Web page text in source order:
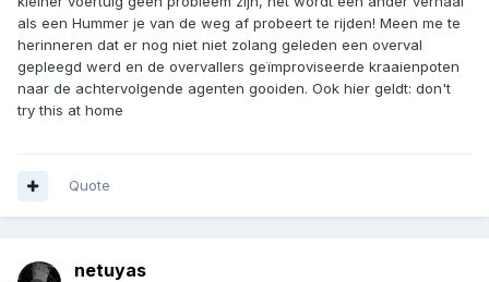
als een Hummer je van de weg af probeert te rijden! Meen me te
herinneren dat er nog niet niet zolang geleden een overval
gepleegd werd en de overvallers geïmproviseerde kraaienpoten
naar de achtervolgende agenten gooiden. Ook hier geldt: don't
try this at home
Quote
netuyas